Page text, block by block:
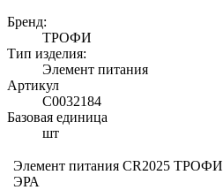
Бренд:
ТРОФИ
Тип изделия:
Элемент питания
Артикул
С0032184
Базовая единица
шт
Элемент питания CR2025 ТРОФИ
ЭРА